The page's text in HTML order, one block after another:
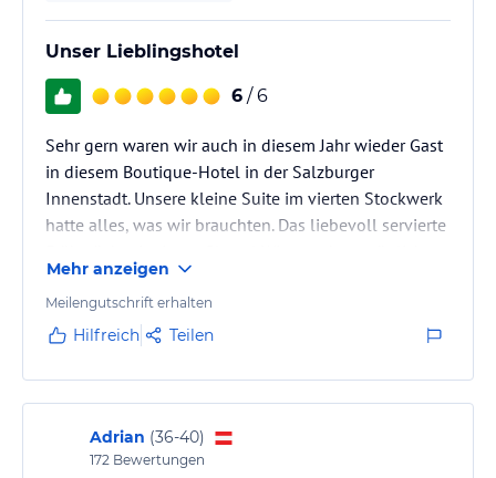
Unser Lieblingshotel
6 / 6
Sehr gern waren wir auch in diesem Jahr wieder Gast
in diesem Boutique-Hotel in der Salzburger
Innenstadt. Unsere kleine Suite im vierten Stockwerk
hatte alles, was wir brauchten. Das liebevoll servierte
einen guten Start in den Tag. Keinen Fehler macht
man auch mit der Einkehr im Restaurant des Hauses
zum Abendessen.
Mehr anzeigen
Meilengutschrift erhalten
Hilfreich Teilen
Adrian (36-40)
172 Bewertungen